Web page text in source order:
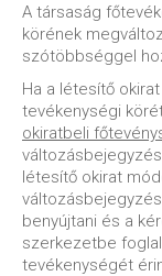
A társaság
körének
szótöbbséggel
Ha a létesítő
tevékenységi
okiratbeli
létesítő okirat
benyújtani és a
szerkezetbe
tevékenységét